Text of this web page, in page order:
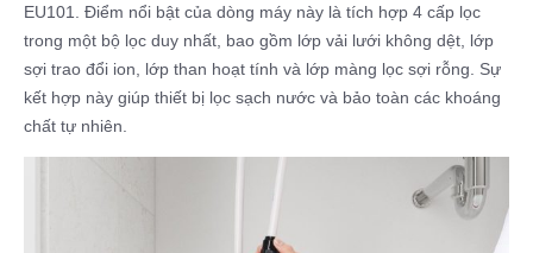
EU101. Điểm nổi bật của dòng máy này là tích hợp 4 cấp lọc
trong một bộ lọc duy nhất, bao gồm lớp vải lưới không dệt, lớp
sợi trao đổi ion, lớp than hoạt tính và lớp màng lọc sợi rỗng. Sự
kết hợp này giúp thiết bị lọc sạch nước và bảo toàn các khoáng
chất tự nhiên.